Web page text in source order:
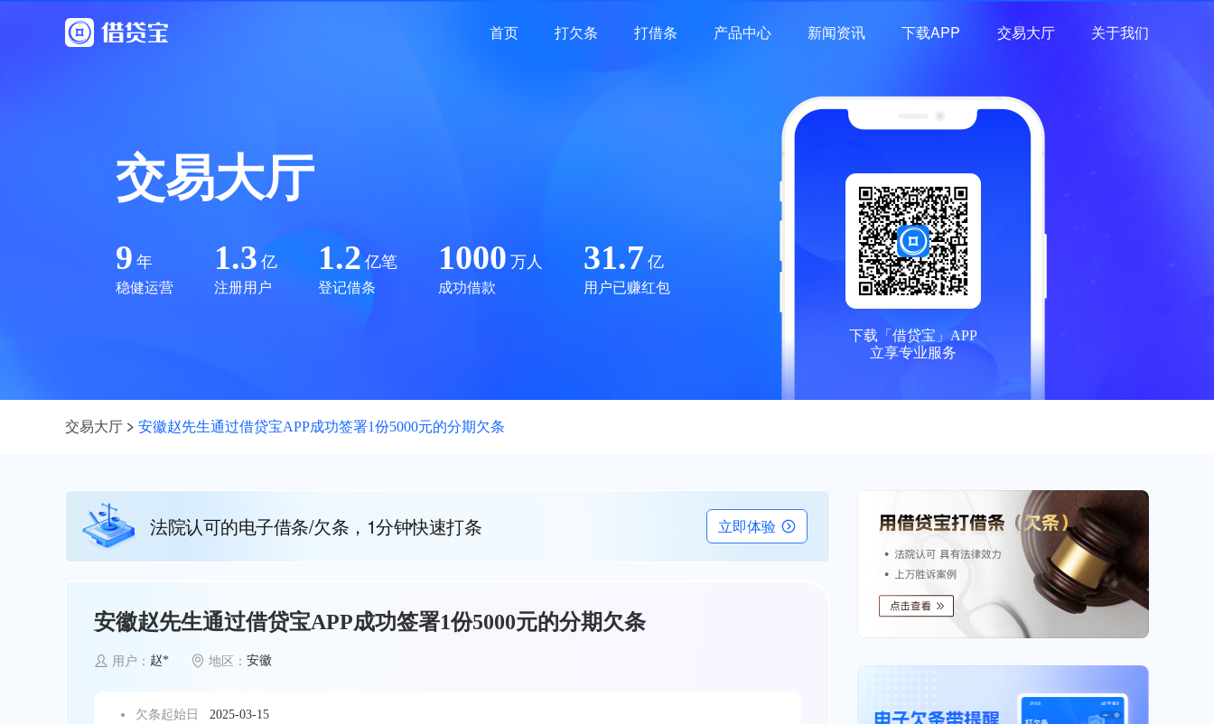
首页 打欠条 打借条 产品中心 新闻资讯 下载APP 交易大厅 关于我们
交易大厅
9 年
稳健运营
1.3 亿
注册用户
1.2 亿笔
登记借条
1000 万人
成功借款
31.7 亿
用户已赚红包
下载「借贷宝」APP
立享专业服务
交易大厅 安徽赵先生通过借贷宝APP成功签署1份5000元的分期欠条
法院认可的电子借条/欠条，1分钟快速打条 立即体验
安徽赵先生通过借贷宝APP成功签署1份5000元的分期欠条
用户： 赵* 地区： 安徽
欠条起始日
2025-03-15